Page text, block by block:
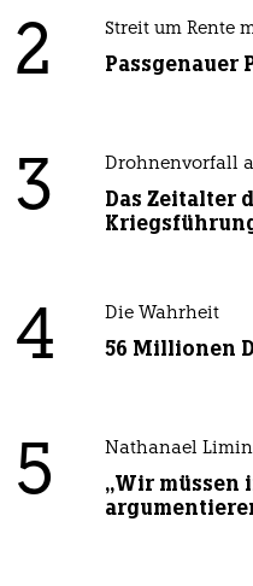
2 Streit um Rente
Passgenauer
3 Drohnenvorfall
Das Zeitalter
4 Die Wahrheit
56 Millionen
5 Nathanael
„Wir müssen